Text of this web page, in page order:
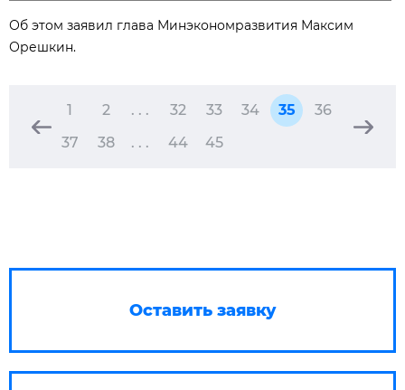
Об этом заявил глава Минэкономразвития Максим
Орешкин.
1 2 . . . 32 33 34 35
36
37
38 . . . 44 45
Оставить заявку